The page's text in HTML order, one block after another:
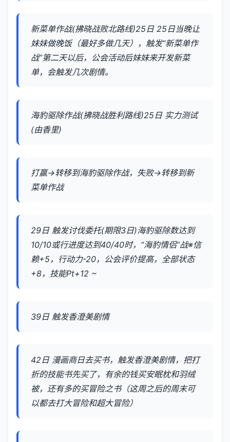
新菜单作战(拂晓战败北路线)25日 25日当晚让
妹妹做晚饭（最好多做几天），触发“新菜单作
战”第二天以后，公会活动后妹妹来开发新菜
单，会触发几次剧情。
海豹驱除作战(拂晓战胜利路线)25日 实力测试
(由香里)
打赢→转移到海豹驱除作战，失败→转移到新
菜单作战
29日 触发讨伐委托(期限3日)海豹驱除数达到
10/10或行进度达到40/40时，“海豹情侣”战※信
赖+5，行动力-20，公会评价提高，全部状态
+8，技能Pt+12 ~
39日 触发香澄美剧情
42日 漫画商日去买书，触发香澄美剧情，把打
折的技能书先买了，有余的钱买安眠枕和羽绒
被，还有多的买冒险之书（这周之后的周末可
以都去打大冒险和超大冒险）